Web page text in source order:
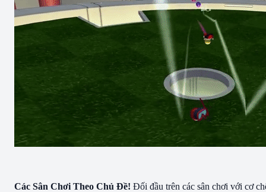
Các Sân Chơi Theo Chủ Đề! Đối đầu trên các sân chơi với cơ